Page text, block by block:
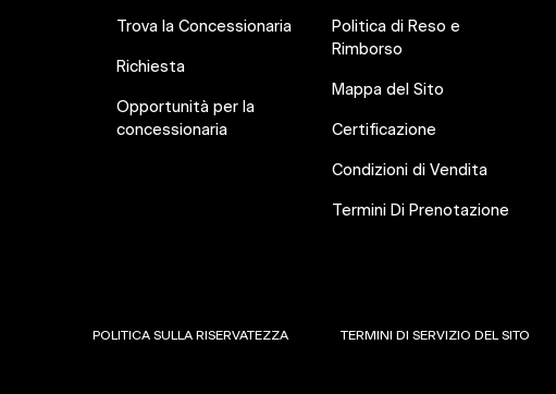
Trova la Concessionaria
Richiesta
Opportunità per la
concessionaria
Politica di Reso e
Rimborso
Mappa del Sito
Certificazione
Condizioni di Vendita
Termini Di Prenotazione
POLITICA SULLA RISERVATEZZA TERMINI DI SERVIZIO DEL SITO